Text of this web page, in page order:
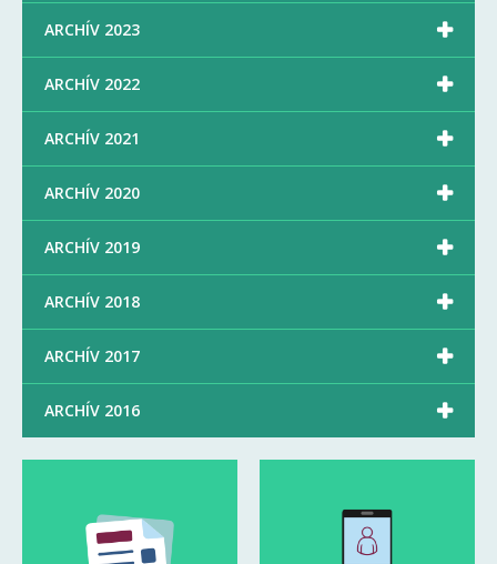
ARCHÍV 2023 
ARCHÍV 2022 
ARCHÍV 2021 
ARCHÍV 2020 
ARCHÍV 2019 
ARCHÍV 2018 
ARCHÍV 2017 
ARCHÍV 2016 